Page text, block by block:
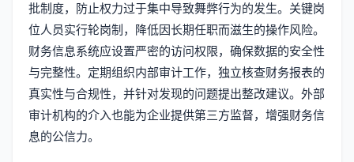
批制度，防止权力过于集中导致舞弊行为的发生。关键岗
位人员实行轮岗制，降低因长期任职而滋生的操作风险。
财务信息系统应设置严密的访问权限，确保数据的安全性
与完整性。定期组织内部审计工作，独立核查财务报表的
真实性与合规性，并针对发现的问题提出整改建议。外部
审计机构的介入也能为企业提供第三方监督，增强财务信
息的公信力。